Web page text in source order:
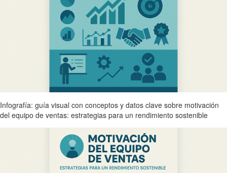
Infografía: guía visual con conceptos y datos clave sobre motivación
del equipo de ventas: estrategias para un rendimiento sostenible